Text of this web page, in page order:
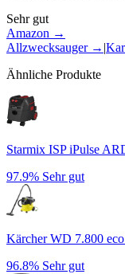
Sehr gut
Amazon →
Allzwecksauger→ |
Ähnliche Produkte
Starmix ISP iPulse
97.9% Sehr gut
Kärcher WD 7.800
96.8% Sehr gut